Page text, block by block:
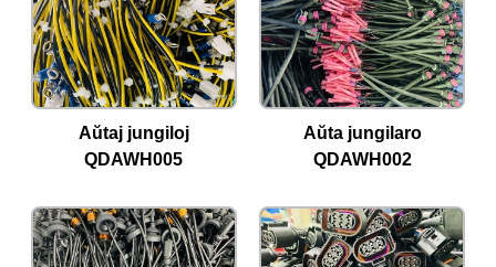
Aŭtaj ​​jungiloj
QDAWH005
Aŭta jungilaro
QDAWH002